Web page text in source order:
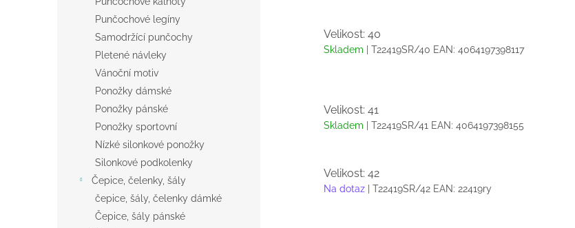
Punčochové legíny
Samodržící punčochy
Pletené návleky
Vánoční motiv
Ponožky dámské
Ponožky pánské
Ponožky sportovní
Nízké silonkové ponožky
Silonkové podkolenky
Čepice, čelenky, šály
čepice, šály, čelenky dámké
Čepice, šály pánské
Velikost: 40
Skladem | T22419SR/40 EAN: 4064197398117
Velikost: 41
Skladem | T22419SR/41 EAN: 4064197398155
Velikost: 42
Na dotaz | T22419SR/42 EAN: 22419ry